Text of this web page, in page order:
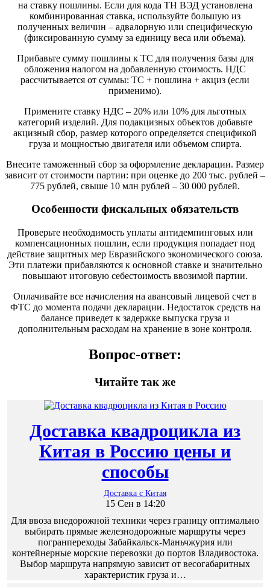
на ставку пошлины. Если для кода ТН ВЭД установлена
комбинированная ставка, используйте большую из
полученных величин – адвалорную или специфическую
(фиксированную сумму за единицу веса или объема).
Прибавьте сумму пошлины к ТС для получения базы для
обложения налогом на добавленную стоимость. НДС
рассчитывается от суммы: ТС + пошлина + акциз (если
применимо).
Примените ставку НДС – 20% или 10% для льготных
категорий изделий. Для подакцизных объектов добавьте
акцизный сбор, размер которого определяется спецификой
груза и мощностью двигателя или объемом спирта.
Внесите таможенный сбор за оформление декларации. Размер
зависит от стоимости партии: при оценке до 200 тыс. рублей –
775 рублей, свыше 10 млн рублей – 30 000 рублей.
Особенности фискальных обязательств
Проверьте необходимость уплаты антидемпинговых или
компенсационных пошлин, если продукция попадает под
действие защитных мер Евразийского экономического союза.
Эти платежи прибавляются к основной ставке и значительно
повышают итоговую себестоимость ввозимой партии.
Оплачивайте все начисления на авансовый лицевой счет в
ФТС до момента подачи декларации. Недостаток средств на
балансе приведет к задержке выпуска груза и
дополнительным расходам на хранение в зоне контроля.
Вопрос-ответ:
Читайте так же
Доставка квадроцикла из
Китая в Россию цены и
способы
Доставка с Китая
15 Сен в 14:20
Для ввоза внедорожной техники через границу оптимально
выбирать прямые железнодорожные маршруты через
погранпереходы Забайкальск-Маньчжурия или
контейнерные морские перевозки до портов Владивостока.
Выбор маршрута напрямую зависит от весогабаритных
характеристик груза и…